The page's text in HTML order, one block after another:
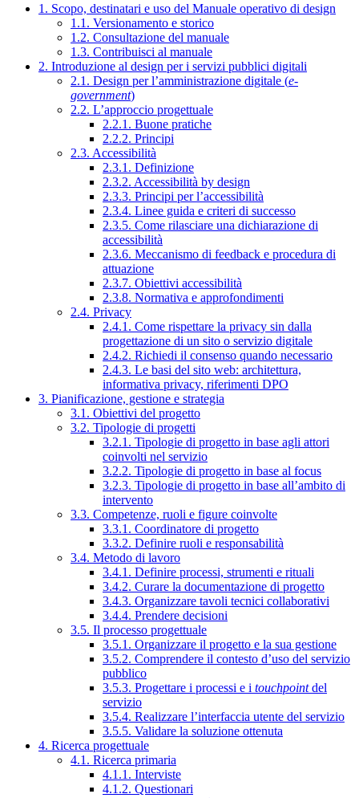
1. Scopo, destinatari e uso del Manuale operativo di design
1.1. Versionamento e storico
1.2. Consultazione del manuale
1.3. Contribuisci al manuale
2. Introduzione al design per i servizi pubblici digitali
2.1. Design per l’amministrazione digitale (e-
government)
2.2. L’approccio progettuale
2.2.1. Buone pratiche
2.2.2. Principi
2.3. Accessibilità
2.3.1. Definizione
2.3.2. Accessibilità by design
2.3.3. Principi per l’accessibilità
2.3.4. Linee guida e criteri di successo
2.3.5. Come rilasciare una dichiarazione di
accessibilità
2.3.6. Meccanismo di feedback e procedura di
attuazione
2.3.7. Obiettivi accessibilità
2.3.8. Normativa e approfondimenti
2.4. Privacy
2.4.1. Come rispettare la privacy sin dalla
progettazione di un sito o servizio digitale
2.4.2. Richiedi il consenso quando necessario
2.4.3. Le basi del sito web: architettura,
informativa privacy, riferimenti DPO
3. Pianificazione, gestione e strategia
3.1. Obiettivi del progetto
3.2. Tipologie di progetti
3.2.1. Tipologie di progetto in base agli attori
coinvolti nel servizio
3.2.2. Tipologie di progetto in base al focus
3.2.3. Tipologie di progetto in base all’ambito di
intervento
3.3. Competenze, ruoli e figure coinvolte
3.3.1. Coordinatore di progetto
3.3.2. Definire ruoli e responsabilità
3.4. Metodo di lavoro
3.4.1. Definire processi, strumenti e rituali
3.4.2. Curare la documentazione di progetto
3.4.3. Organizzare tavoli tecnici collaborativi
3.4.4. Prendere decisioni
3.5. Il processo progettuale
3.5.1. Organizzare il progetto e la sua gestione
3.5.2. Comprendere il contesto d’uso del servizio
pubblico
3.5.3. Progettare i processi e i touchpointdel
servizio
3.5.4. Realizzare l’interfaccia utente del servizio
3.5.5. Validare la soluzione ottenuta
4. Ricerca progettuale
4.1. Ricerca primaria
4.1.1. Interviste
4.1.2. Questionari